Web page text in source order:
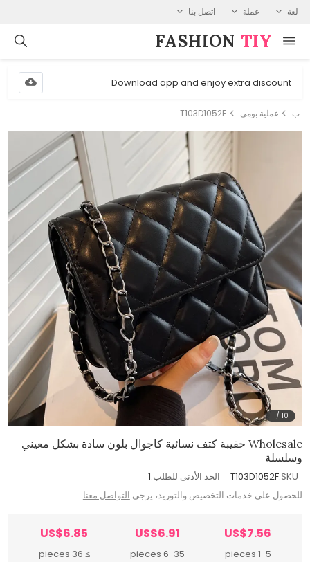
لغة عملة اتصل بنا
FASHION⁠ TIY
Download app and enjoy extra discount
ب عملية بومي T103D1052F
1 /10
Wholesale حقيبة كتف نسائية كاجوال بلون سادة بشكل معيني
وسلسلة
SKU:
T103D1052F الحد الأدنى للطلب:1
للحصول على خدمات التخصيص والتوريد، يرجى التواصل معنا
US$7.56
1-5 pieces
US$6.91
6-35 pieces
US$6.85
≥ 36 pieces